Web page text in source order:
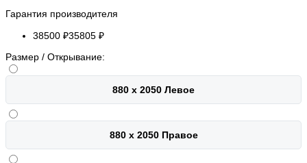
Гарантия производителя
38500 ₽35805 ₽
Размер / Открывание:
880 х 2050 Левое
880 х 2050 Правое